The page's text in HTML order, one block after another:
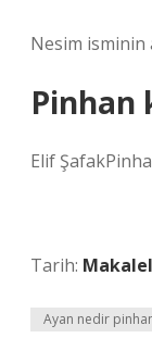
Nesim isminin
Pinhan
Elif
Tarih:
Ayan nedir